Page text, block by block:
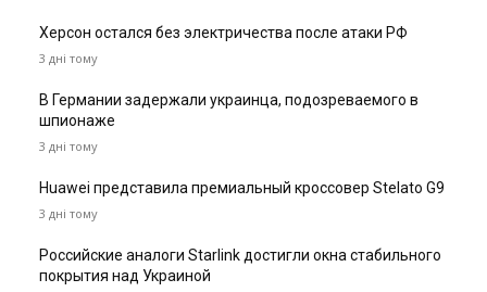
Херсон остался без электричества после атаки РФ
3 дні тому
В Германии задержали украинца, подозреваемого в
шпионаже
3 дні тому
Huawei представила премиальный кроссовер Stelato G9
3 дні тому
Российские аналоги Starlink достигли окна стабильного
покрытия над Украиной